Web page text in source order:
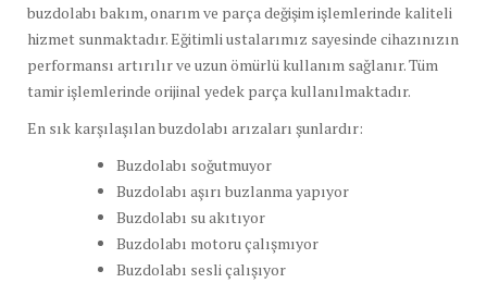
buzdolabı bakım, onarım ve parça değişim işlemlerinde kaliteli
hizmet sunmaktadır. Eğitimli ustalarımız sayesinde cihazınızın
performansı artırılır ve uzun ömürlü kullanım sağlanır. Tüm
tamir işlemlerinde orijinal yedek parça kullanılmaktadır.
En sık karşılaşılan buzdolabı arızaları şunlardır:
Buzdolabı soğutmuyor
Buzdolabı aşırı buzlanma yapıyor
Buzdolabı su akıtıyor
Buzdolabı motoru çalışmıyor
Buzdolabı sesli çalışıyor